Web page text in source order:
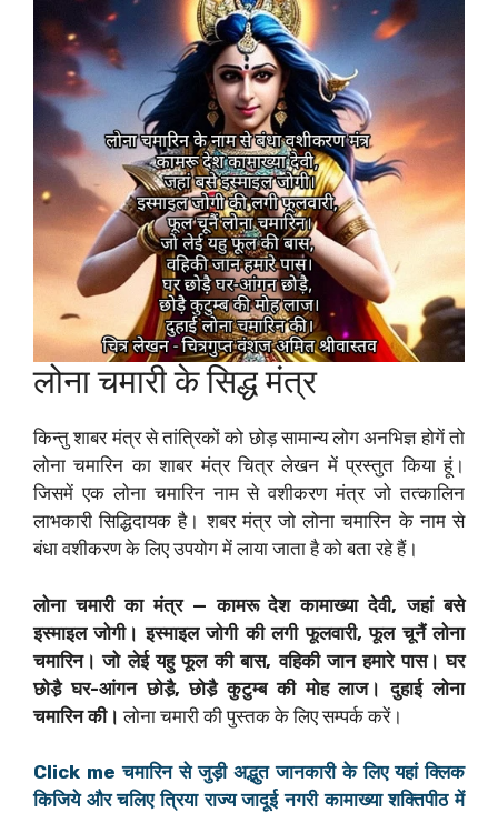
लोना चमारी के सिद्ध मंत्र
किन्तु शाबर मंत्र से तांत्रिकों को छोड़ सामान्य लोग अनभिज्ञ होगें तो
लोना चमारिन का शाबर मंत्र चित्र लेखन में प्रस्तुत किया हूं।
जिसमें एक लोना चमारिन नाम से वशीकरण मंत्र जो तत्कालिन
लाभकारी सिद्धिदायक है। शबर मंत्र जो लोना चमारिन के नाम से
बंधा वशीकरण के लिए उपयोग में लाया जाता है को बता रहे हैं।
लोना चमारी का मंत्र — कामरू देश कामाख्या देवी, जहां बसे
इस्माइल जोगी। इस्माइल जोगी की लगी फूलवारी, फूल चूनैं लोना
चमारिन। जो लेई यहु फूल की बास, वहिकी जान हमारे पास। घर
छोडै़ घर-आंगन छोडै़, छोडै़ कुटुम्ब की मोह लाज। दुहाई लोना
चमारिन की। लोना चमारी की पुस्तक के लिए सम्पर्क करें।
Click me चमारिन से जुड़ी अद्भुत जानकारी के लिए यहां क्लिक
किजिये और चलिए त्रिया राज्य जादूई नगरी कामाख्या शक्तिपीठ में